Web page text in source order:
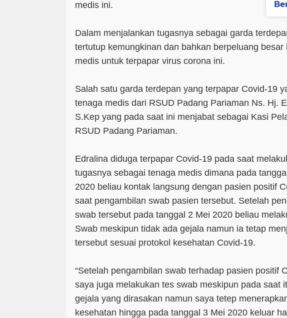
medis ini.
Dalam menjalankan tugasnya sebagai garda
tertutup kemungkinan dan bahkan berpeluang besar
medis untuk terpapar virus corona ini.
Salah satu garda terdepan yang terpapar Covid-19
tenaga medis dari RSUD Padang Pariaman Ns. Hj.
S.Kep yang pada saat ini menjabat sebagai Kasi
RSUD Padang Pariaman.
Edralina diduga terpapar Covid-19 pada saat
tugasnya sebagai tenaga medis dimana pada
2020 beliau kontak langsung dengan pasien positif
saat pengambilan swab pasien tersebut. Setelah
swab tersebut pada tanggal 2 Mei 2020 beliau
Swab meskipun tidak ada gejala namun ia tetap
tersebut sesuai protokol kesehatan Covid-19.
“Setelah pengambilan swab terhadap pasien positif
saya juga melakukan tes swab meskipun pada saat
gejala yang dirasakan namun saya tetep
kesehatan hingga pada tanggal 3 Mei 2020 keluar